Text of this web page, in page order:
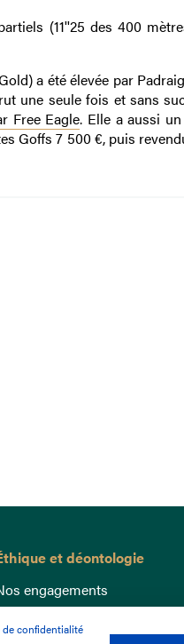
(11''25 des 400
a été élevée par
une seule fois et sans
Free Eagle. Elle a aussi
Goffs 7 500 €, puis
et déontologie
engagements
anti-dopage
être equin
confidentialité